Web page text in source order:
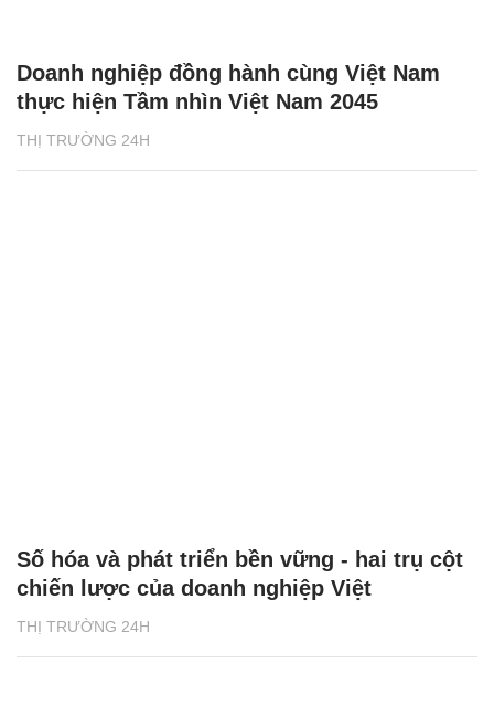
THỊ TRƯỜNG 24H
Doanh nghiệp đồng hành cùng Việt Nam
thực hiện Tầm nhìn Việt Nam 2045
THỊ TRƯỜNG 24H
Số hóa và phát triển bền vững - hai trụ cột
chiến lược của doanh nghiệp Việt